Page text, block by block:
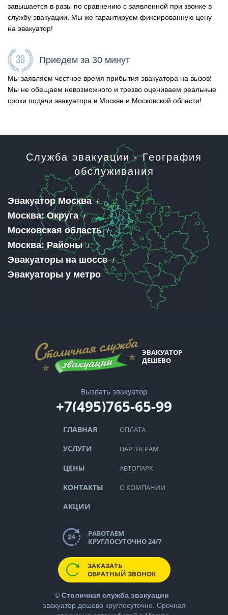
завышается в разы по сравнению с заявленной при звонке в
службу эвакуации. Мы же гарантируем фиксированную цену
на эвакуатор!
Приедем за 30 минут
Мы заявляем честное время прибытия эвакуатора на вызов!
Мы не обещаем невозможного и трезво оцениваем реальные
сроки подачи эвакуатора в Москве и Московской области!
Служба эвакуации - География
обслуживания
Эвакуатор Москва
Москва: Округа
Московская область
Москва: Районы
Эвакуаторы на шоссе
Эвакуаторы у метро
ЭВАКУАТОР
ДЕШЕВО
Вызвать эвакуатор
+7(495)765-65-99
ГЛАВНАЯ
УСЛУГИ
ЦЕНЫ
КОНТАКТЫ
АКЦИИ
ОПЛАТА
ПАРТНЕРАМ
АВТОПАРК
О КОМПАНИИ
РАБОТАЕМ
КРУГЛОСУТОЧНО 24/7
ЗАКАЗАТЬ
ОБРАТНЫЙ ЗВОНОК
© Столичная служба эвакуации -
эвакуатор дешевокруглосуточно. Срочная